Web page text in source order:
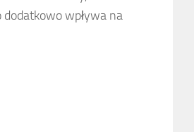
wpływa na